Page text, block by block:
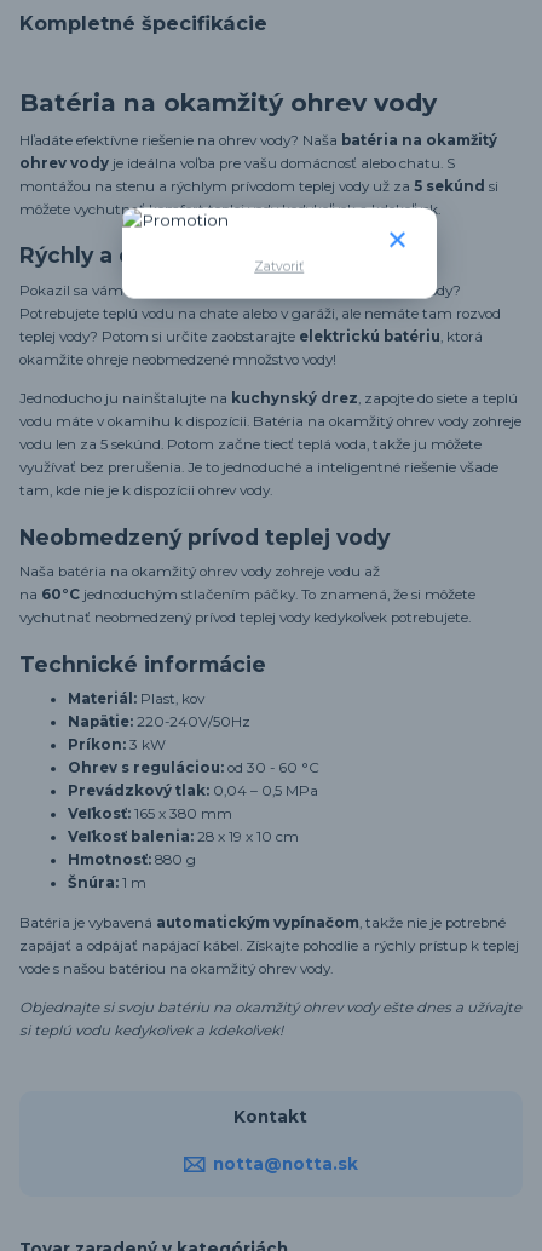
Kompletné špecifikácie
Batéria na okamžitý ohrev vody
Hľadáte efektívne riešenie na ohrev vody? Naša batéria na okamžitý
ohrev vody je ideálna voľba pre vašu domácnosť alebo chatu. S
montážou na stenu a rýchlym prívodom teplej vody už za 5 sekúnd si
môžete vychutnať komfort teplej vody kedykoľvek a kdekoľvek.
Rýchly a efektívny ohrev vody
Pokazil sa vám ohrievač vody alebo prerušili dodávku teplej vody?
Potrebujete teplú vodu na chate alebo v garáži, ale nemáte tam rozvod
teplej vody? Potom si určite zaobstarajte elektrickú batériu , ktorá
okamžite ohreje neobmedzené množstvo vody!
Jednoducho ju nainštalujte na kuchynský drez, zapojte do siete a teplú
vodu máte v okamihu k dispozícii. Batéria na okamžitý ohrev vody zohreje
vodu len za 5 sekúnd. Potom začne tiecť teplá voda, takže ju môžete
využívať bez prerušenia. Je to jednoduché a inteligentné riešenie všade
tam, kde nie je k dispozícii ohrev vody.
Neobmedzený prívod teplej vody
Naša batéria na okamžitý ohrev vody zohreje vodu až
na 60°C jednoduchým stlačením páčky. To znamená, že si môžete
vychutnať neobmedzený prívod teplej vody kedykoľvek potrebujete.
Technické informácie
Materiál: Plast, kov
Napätie: 220-240V/50Hz
Príkon: 3 kW
Ohrev s reguláciou: od 30 - 60 °C
Prevádzkový tlak: 0,04 – 0,5 MPa
Veľkosť: 165 x 380 mm
Veľkosť balenia: 28 x 19 x 10 cm
Hmotnosť: 880 g
Šnúra: 1 m
Batéria je vybavená automatickým vypínačom, takže nie je potrebné
zapájať a odpájať napájací kábel. Získajte pohodlie a rýchly prístup k teplej
vode s našou batériou na okamžitý ohrev vody.
Objednajte si svoju batériu na okamžitý ohrev vody ešte dnes a užívajte
si teplú vodu kedykoľvek a kdekoľvek!
Kontakt
notta@notta.sk
Zatvoriť